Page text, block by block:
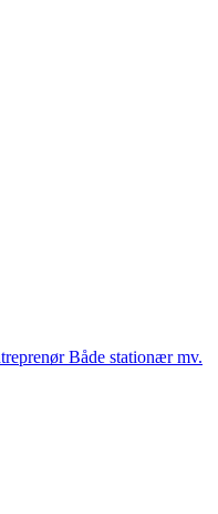
Både stationær mv.